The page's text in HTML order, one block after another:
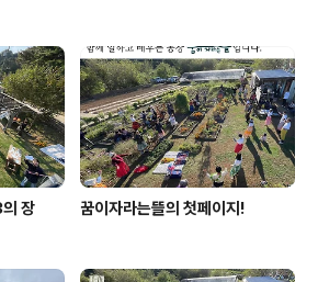
을 듣고 속으로 얼마나 좋
내년에 다시 만나 그 사이
눌 수 있기를 바랍니다. 참관
야기를 전합니다. 기자는
인들과 함께 농사를 지어본
장
꿈이자라는뜰의 첫페이지!